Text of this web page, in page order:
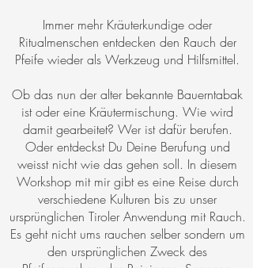
Immer mehr Kräuterkundige oder
Ritualmenschen entdecken den Rauch der
Pfeife wieder als Werkzeug und Hilfsmittel.
Ob das nun der alter bekannte Bauerntabak
ist oder eine Kräutermischung. Wie wird
damit gearbeitet? Wer ist dafür berufen.
Oder entdeckst Du Deine Berufung und
weisst nicht wie das gehen soll. In diesem
Workshop mit mir gibt es eine Reise durch
verschiedene Kulturen bis zu unser
ursprünglichen Tiroler Anwendung mit Rauch.
Es geht nicht ums rauchen selber sondern um
den ursprünglichen Zweck des